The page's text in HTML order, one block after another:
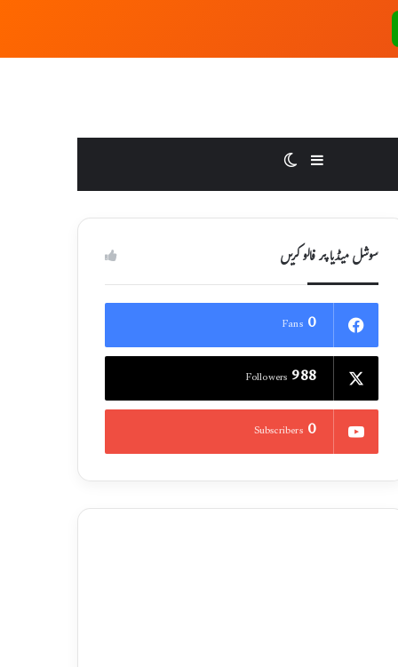
Sidebar
سوشل میڈیا پر فالو کریں
0
Fans
988
Followers
0
Subscribers